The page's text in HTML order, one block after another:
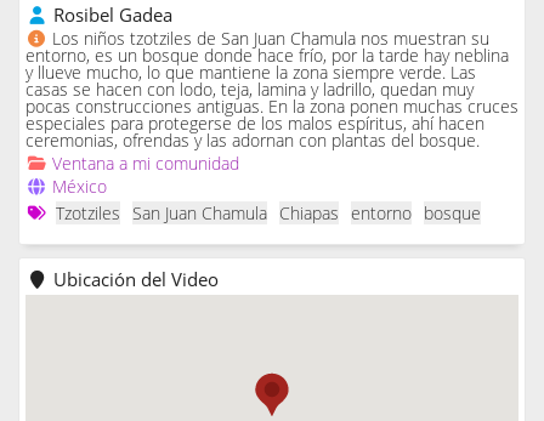
Rosibel Gadea
Los niños tzotziles de San Juan Chamula nos muestran su
entorno, es un bosque donde hace frío, por la tarde hay neblina
y llueve mucho, lo que mantiene la zona siempre verde. Las
casas se hacen con lodo, teja, lamina y ladrillo, quedan muy
pocas construcciones antiguas. En la zona ponen muchas cruces
especiales para protegerse de los malos espíritus, ahí hacen
ceremonias, ofrendas y las adornan con plantas del bosque.
Ventana a mi comunidad
México
Tzotziles
San Juan Chamula Chiapas entorno bosque
Ubicación del Video